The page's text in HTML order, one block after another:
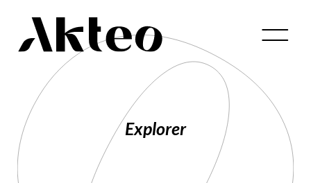
Explorer
renouvelables
Découvrir
Nantes